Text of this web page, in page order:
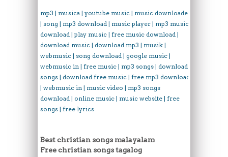
mp3 | musica | youtube music | music downloader
| song | mp3 download | music player | mp3 music
download | play music | free music download |
download music | download mp3 | musik |
webmusic | song download | google music |
webmusic in | free music | mp3 songs | download
songs | download free music | free mp3 download
| webmusic in | music video | mp3 songs
download | online music | music website | free
songs | free lyrics
Best christian songs malayalam
Free christian songs tagalog